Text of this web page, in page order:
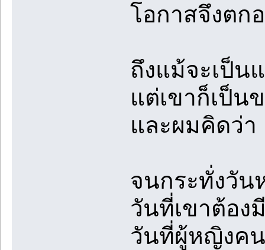
โอกาสจึงตก
ถึงแม้จะเป็น
แต่เขาก็เป็น
และผมคิดว่
จนกระทั่งวัน
วันที่เขาต้อง
วันที่ผู้หญิงค